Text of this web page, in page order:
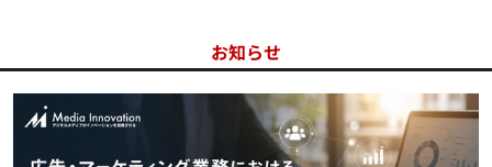
お知らせ